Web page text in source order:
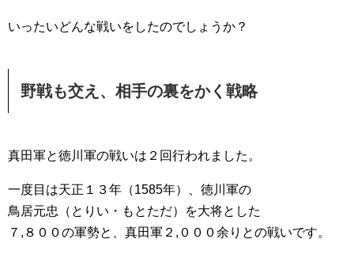
いったいどんな戦いをしたのでしょうか？
野戦も交え、相手の裏をかく戦略
真田軍と徳川軍の戦いは２回行われました。
一度目は天正１３年（1585年）、徳川軍の
鳥居元忠（とりい・もとただ）を大将とした
７,８００の軍勢と、真田軍２,０００余りとの戦いです。